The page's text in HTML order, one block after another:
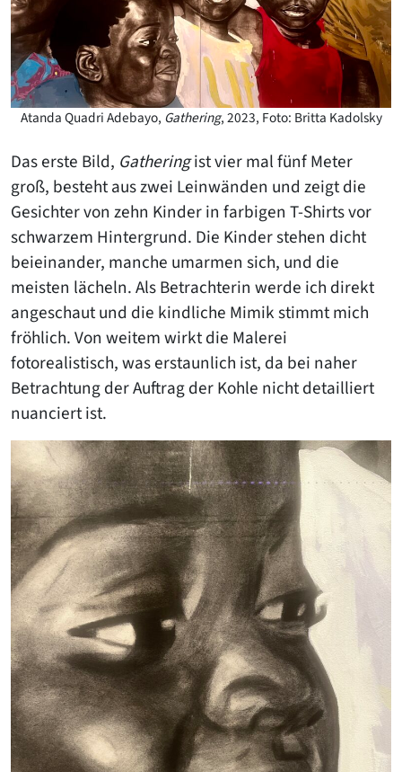
Atanda Quadri Adebayo, Gathering, 2023, Foto: Britta Kadolsky
Das erste Bild, Gatheringist vier mal fünf Meter
groß, besteht aus zwei Leinwänden und zeigt die
Gesichter von zehn Kinder in farbigen T-Shirts vor
schwarzem Hintergrund. Die Kinder stehen dicht
beieinander, manche umarmen sich, und die
meisten lächeln. Als Betrachterin werde ich direkt
angeschaut und die kindliche Mimik stimmt mich
fröhlich. Von weitem wirkt die Malerei
fotorealistisch, was erstaunlich ist, da bei naher
Betrachtung der Auftrag der Kohle nicht detailliert
nuanciert ist.